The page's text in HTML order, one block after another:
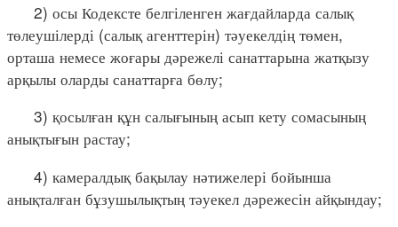
2) осы Кодексте белгіленген жағдайларда салық
төлеушілерді (салық агенттерін) тәуекелдің төмен,
орташа немесе жоғары дәрежелі санаттарына жатқызу
арқылы оларды санаттарға бөлу;
3) қосылған құн салығының асып кету сомасының
анықтығын растау;
4) камералдық бақылау нәтижелері бойынша
анықталған бұзушылықтың тәуекел дәрежесін айқындау;